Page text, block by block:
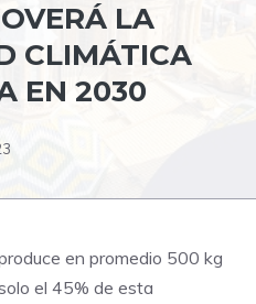
LA
CLIMÁTICA
EN 2030
en promedio 500 kg
el 45% de esta